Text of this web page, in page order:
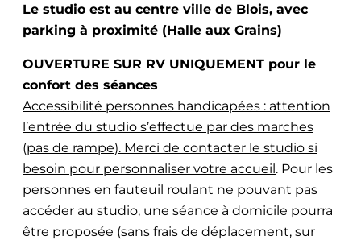
Le studio est au centre ville de Blois, avec
parking à proximité (Halle aux Grains)
OUVERTURE SUR RV UNIQUEMENT pour le
confort des séances
Accessibilité personnes handicapées : attention
l’entrée du studio s’effectue par des marches
(pas de rampe). Merci de contacter le studio si
besoin pour personnaliser votre accueil. Pour les
personnes en fauteuil roulant ne pouvant pas
accéder au studio, une séance à domicile pourra
être proposée (sans frais de déplacement, sur